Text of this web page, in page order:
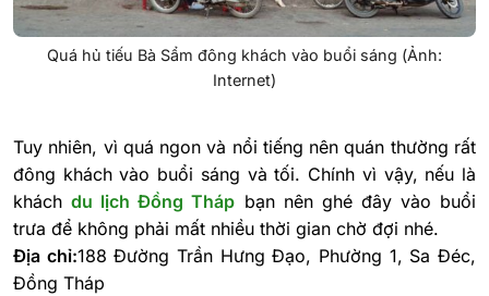
Quá hủ tiếu Bà Sẩm đông khách vào buổi sáng (Ảnh:
Internet)
Tuy nhiên, vì quá ngon và nổi tiếng nên quán thường rất
đông khách vào buổi sáng và tối. Chính vì vậy, nếu là
kháchdu lịch Đồng Tháp bạn nên ghé đây vào buổi
trưa để không phải mất nhiều thời gian chờ đợi nhé.
Địa chỉ:188 Đường Trần Hưng Đạo, Phường 1, Sa Đéc,
Đồng Tháp